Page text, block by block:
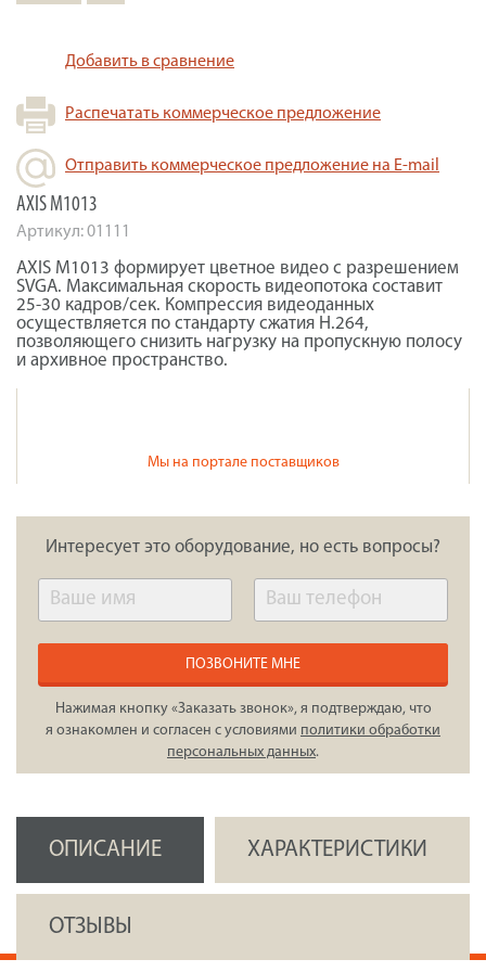
Добавить в сравнение
Распечатать коммерческое предложение
Отправить коммерческое предложение на E-mail
AXIS M1013
Артикул:01111
AXIS M1013 формирует цветное видео с разрешением
SVGA. Максимальная скорость видеопотока составит
25-30 кадров/сек. Компрессия видеоданных
осуществляется по стандарту сжатия H.264,
позволяющего снизить нагрузку на пропускную полосу
и архивное пространство.
Мы на портале поставщиков
Интересует это оборудование, но есть вопросы?
ПОЗВОНИТЕ МНЕ
Нажимая кнопку «Заказать звонок», я подтверждаю, что
я ознакомлен и согласен с условиями политики обработки
персональных данных.
ОПИСАНИЕ ХАРАКТЕРИСТИКИ
ОТЗЫВЫ